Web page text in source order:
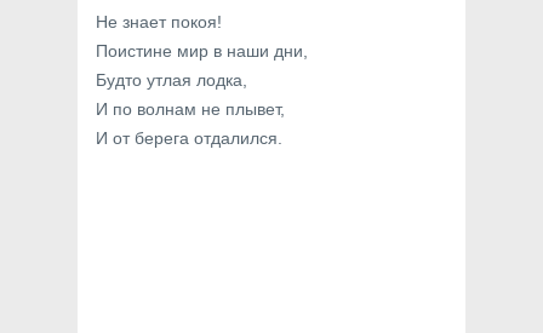
Не знает покоя!
Поистине мир в наши дни,
Будто утлая лодка,
И по волнам не плывет,
И от берега отдалился.